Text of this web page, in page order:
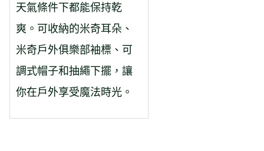
天氣條件下都能保持乾
爽。可收納的米奇耳朵、
米奇戶外俱樂部袖標、可
調式帽子和抽繩下擺，讓
你在戶外享受魔法時光。